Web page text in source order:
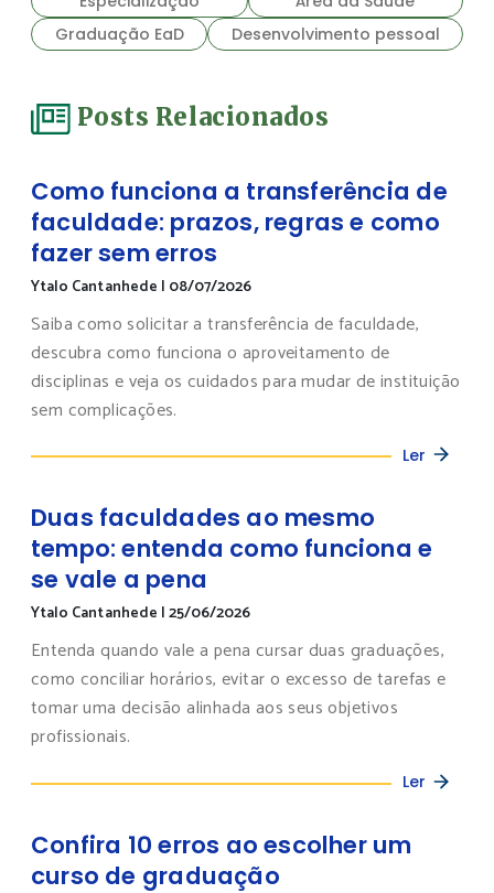
Graduação EaD
Desenvolvimento pessoal
Posts Relacionados
Como funciona a transferência de
faculdade: prazos, regras e como
fazer sem erros
Ytalo Cantanhede | 08/07/2026
Saiba como solicitar a transferência de faculdade,
descubra como funciona o aproveitamento de
disciplinas e veja os cuidados para mudar de instituição
sem complicações.
Ler
Duas faculdades ao mesmo
tempo: entenda como funciona e
se vale a pena
Ytalo Cantanhede |25/06/2026
Entenda quando vale a pena cursar duas graduações,
como conciliar horários, evitar o excesso de tarefas e
tomar uma decisão alinhada aos seus objetivos
profissionais.
Ler
Confira 10 erros ao escolher um
curso de graduação